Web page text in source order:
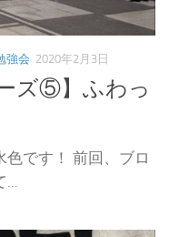
強会 2020年2月3日
ズ⑤】ふわっ
です！ 前回、ブロ